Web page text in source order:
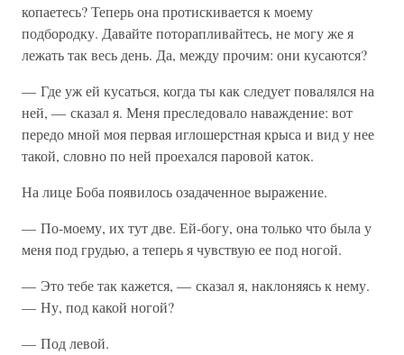
копаетесь? Теперь она протискивается к моему
подбородку. Давайте поторапливайтесь, не могу же я
лежать так весь день. Да, между прочим: они кусаются?
— Где уж ей кусаться, когда ты как следует повалялся на
ней, — сказал я. Меня преследовало наваждение: вот
передо мной моя первая иглошерстная крыса и вид у нее
такой, словно по ней проехался паровой каток.
На лице Боба появилось озадаченное выражение.
— По-моему, их тут две. Ей-богу, она только что была у
меня под грудью, а теперь я чувствую ее под ногой.
— Это тебе так кажется, — сказал я, наклоняясь к нему.
— Ну, под какой ногой?
— Под левой.